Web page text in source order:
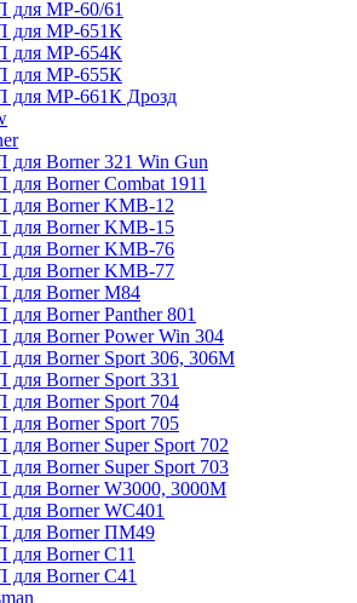
для МР-60/61
для МР-651К
для МР-654К
для МР-655К
для МР-661К Дрозд
для Borner 321 Win Gun
для Borner Combat 1911
для Borner KMB-12
для Borner KMB-15
для Borner KMB-76
для Borner KMB-77
для Borner M84
для Borner Panther 801
для Borner Power Win 304
для Borner Sport 306, 306M
для Borner Sport 331
для Borner Sport 704
для Borner Sport 705
для Borner Super Sport 702
для Borner Super Sport 703
для Borner W3000, 3000М
для Borner WC401
для Borner ПМ49
для Borner С11
для Borner С41